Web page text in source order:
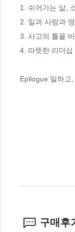
1. 쉬어가는 삶,
2. 일과 사랑과
3. 사고의 틀을
4. 따뜻한 리더십
Epilogue 일하고
구매후